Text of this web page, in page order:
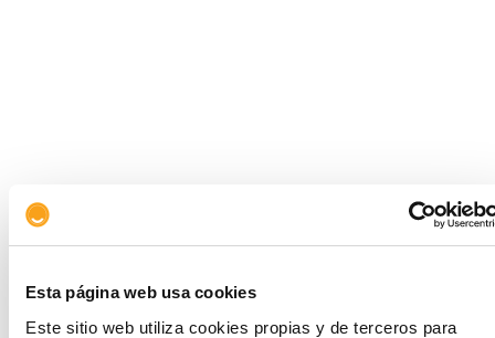
Esta página web usa cookies
Este sitio web utiliza cookies propias y de terceros para